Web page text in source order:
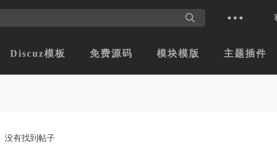
Discuz模板 免费源码 模块模版 主题插件
没有找到帖子